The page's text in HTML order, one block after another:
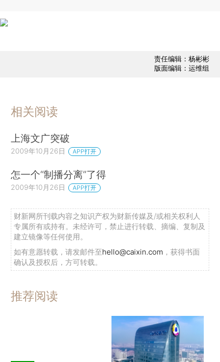
责任编辑：杨彬彬
版面编辑：运维组
相关阅读
上海文广突破
2009年10月26日 APP打开
怎一个“制播分离”了得
2009年10月26日 APP打开
财新网所刊载内容之知识产权为财新传媒及/或相关权利人
专属所有或持有。未经许可，禁止进行转载、摘编、复制及
建立镜像等任何使用。
如有意愿转载，请发邮件至hello@caixin.com ，获得书面
确认及授权后，方可转载。
推荐阅读